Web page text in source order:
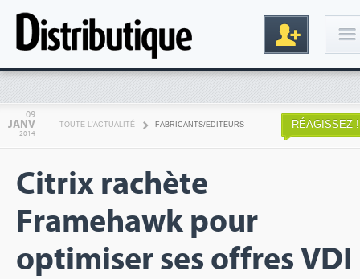
Inscription
09
JANV
2014
TOUTE L'ACTUALITÉ FABRICANTS/EDITEURS RÉAGISSEZ !
Citrix rachète
Framehawk pour
optimiser ses offres VDI